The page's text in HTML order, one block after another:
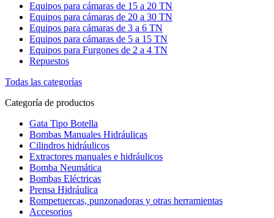
Equipos para cámaras de 15 a 20 TN
Equipos para cámaras de 20 a 30 TN
Equipos para cámaras de 3 a 6 TN
Equipos para cámaras de 5 a 15 TN
Equipos para Furgones de 2 a 4 TN
Repuestos
Todas las categorías
Categoría de productos
Gata Tipo Botella
Bombas Manuales Hidráulicas
Cilindros hidráulicos
Extractores manuales e hidráulicos
Bomba Neumática
Bombas Eléctricas
Prensa Hidráulica
Rompetuercas, punzonadoras y otras herramientas
Accesorios